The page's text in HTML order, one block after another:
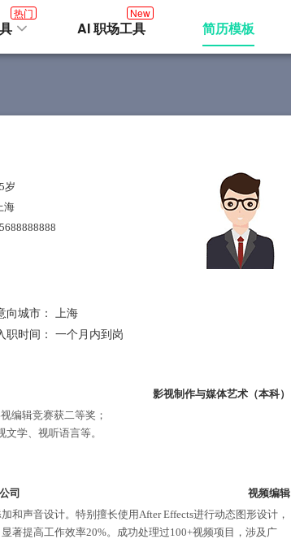
热门
AI 职场工具
New
简历模板
岁
海
向城市： 上海
职时间： 一个月内到岗
影视制作与媒体艺术（本科）
编辑竞赛获二等奖；
学、视听语言等。
司
视频编辑
声音设计。特别擅长使用After Effects进行动态图形设计，
著提高工作效率20%。成功处理过100+视频项目，涉及广